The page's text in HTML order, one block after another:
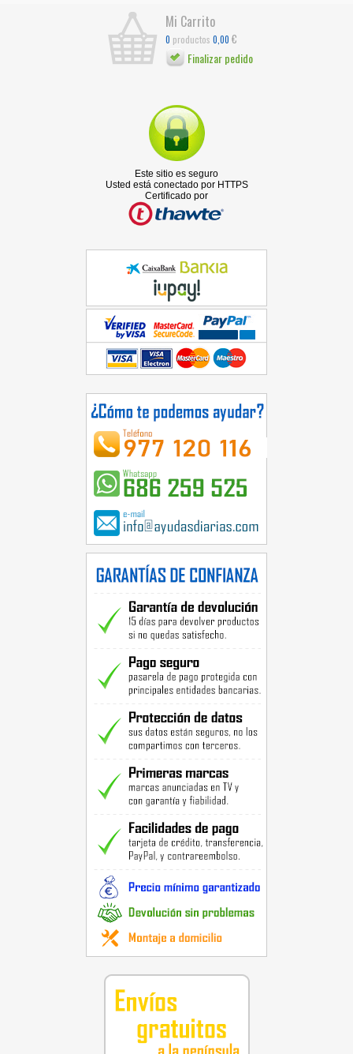
Mi Carrito
0 productos 0,00 €
Finalizar pedido
Este sitio es seguro
Usted está conectado por HTTPS
Certificado por